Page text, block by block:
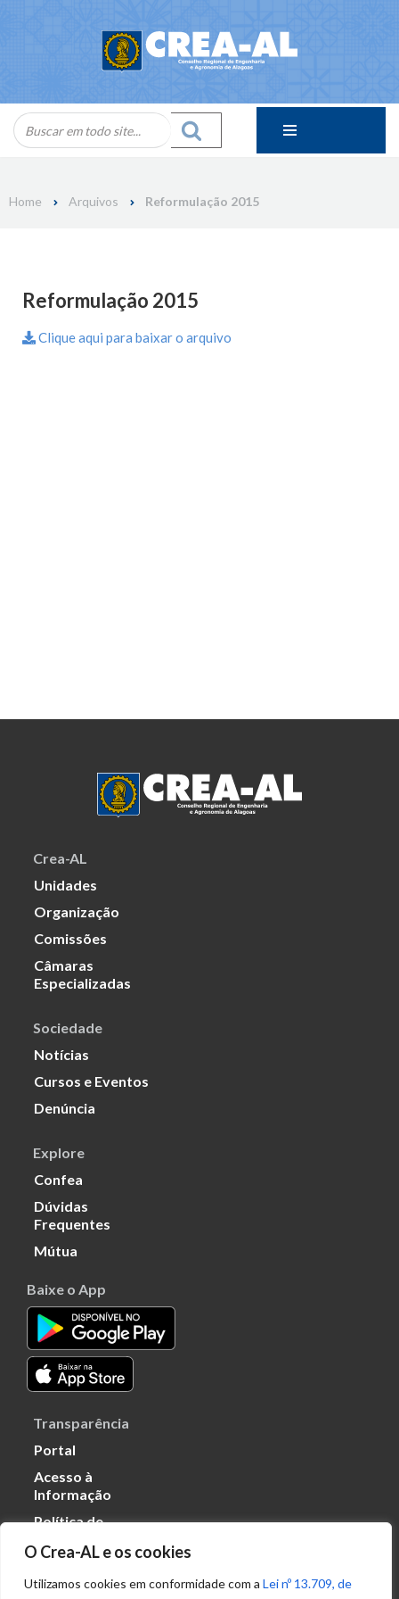
O Crea-AL e os cookies
Utilizamos cookies em conformidade com a Lei nº 13.709, de
Home Arquivos Reformulação 2015
Reformulação 2015
Clique aqui para baixar o arquivo
Crea-AL
Unidades
Organização
Comissões
Câmaras
Especializadas
Sociedade
Notícias
Cursos e Eventos
Denúncia
Explore
Confea
Dúvidas
Frequentes
Mútua
Baixe o App
Transparência
Portal
Acesso à
Informação
Política de
Dados